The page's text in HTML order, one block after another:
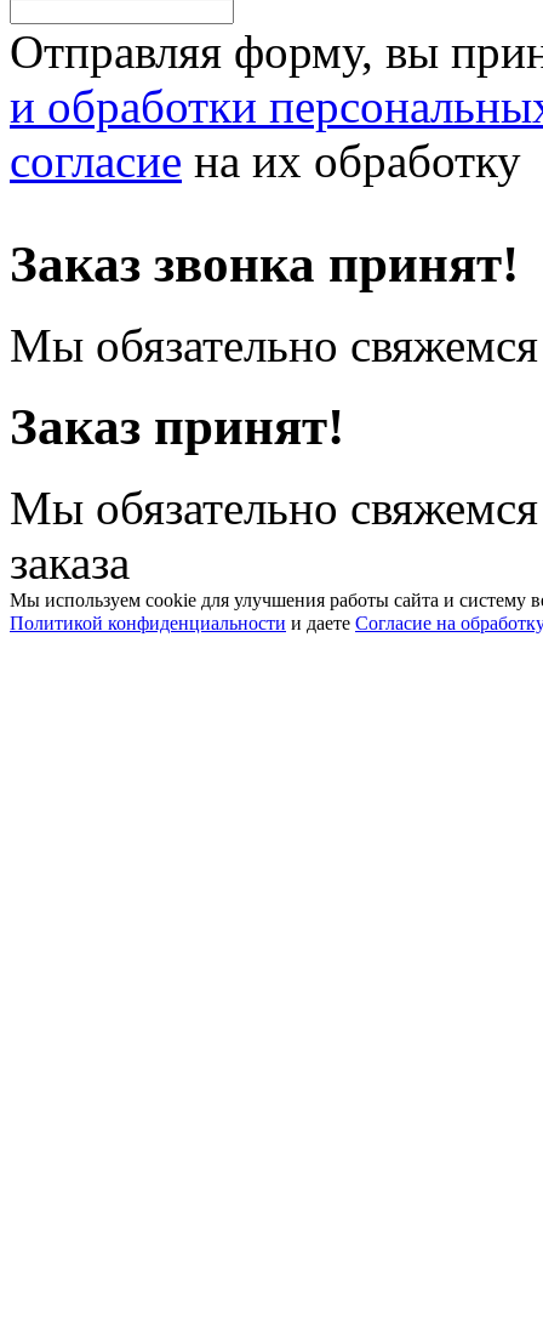
Отправляя форму, вы
и обработки
согласие на их обработку
Заказ звонка принят!
Мы обязательно
Заказ принят!
Мы обязательно
заказа
Мы используем cookie для улучшения работы сайта и систему
Политикой конфиденциальности и даете Согласие на